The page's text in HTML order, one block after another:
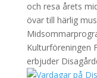
och resa årets
övar till härlig
Kulturföreningen
erbjuder